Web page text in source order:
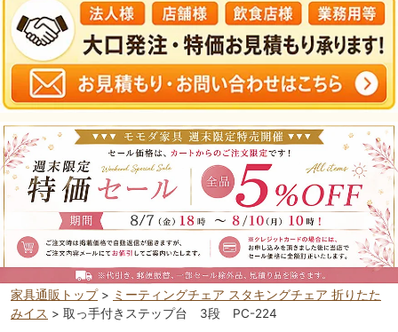
家具通販トップ> ミーティングチェア スタキングチェア 折りたた
みイス > 取っ手付きステップ台 3段 PC-224